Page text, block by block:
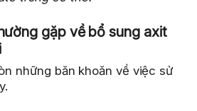
gặp về bổ sung axit
những băn khoăn về việc sử